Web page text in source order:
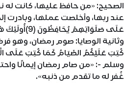
الصحيح: «من حافظ عليها، كانت له
عند ربها، وأخلصت عملها، وبادرت
عَلَى صَلَوَاتِهِمْ يُحَافِظُونَ (9)أُولَئِكَ هُمُ الْوَارِثُونَ (10) الَّذِينَ يَرِثُونَ الْفِرْدَوْسَ هُمْ فِيهَا خَالِدُونَ} (المؤمنون).
وثانية الوصايا: صوم رمضان، وهو
وسلم -: «من صام رمضان إيمانًا
غُفر له ما تقدم من ذنبه».